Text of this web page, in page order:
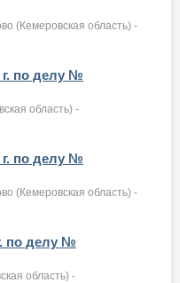
(Кемеровская область) -
г. по делу №
область) -
г. по делу №
(Кемеровская область) -
по делу №
область) -